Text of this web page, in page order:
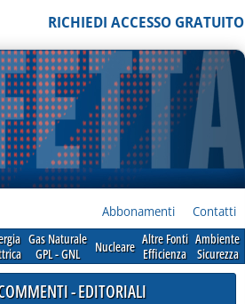
RICHIEDI ACCESSO GRATUITO
Abbonamenti Contatti
Gas Naturale
GPL - GNL
Nucleare Altre Fonti
Efficienza
Ambiente
Sicurezza
- EDITORIALI